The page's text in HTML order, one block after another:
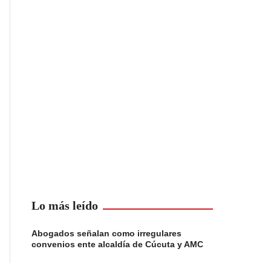
Lo más leído
Abogados señalan como irregulares
convenios ente alcaldía de Cúcuta y AMC